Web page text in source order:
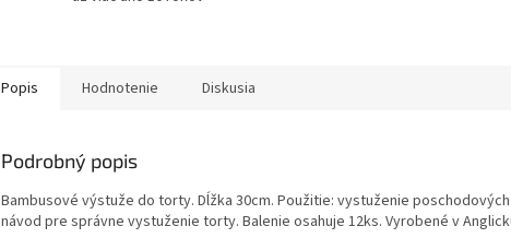
Popis Hodnotenie Diskusia
Podrobný popis
Bambusové výstuže do torty. Dĺžka 30cm. Použitie: vystuženie
návod pre správne vystuženie torty. Balenie osahuje 12ks. Vyrobené v